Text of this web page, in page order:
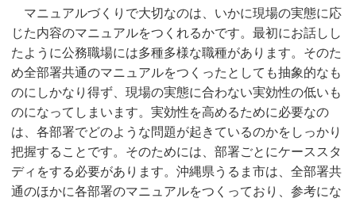
マニュアルづくりで大切なのは、いかに現場の実態に応
じた内容のマニュアルをつくれるかです。最初にお話しし
たように公務職場には多種多様な職種があります。そのた
め全部署共通のマニュアルをつくったとしても抽象的なも
のにしかなり得ず、現場の実態に合わない実効性の低いも
のになってしまいます。実効性を高めるために必要なの
は、各部署でどのような問題が起きているのかをしっかり
把握することです。そのためには、部署ごとにケーススタ
ディをする必要があります。沖縄県うるま市は、全部署共
通のほかに各部署のマニュアルをつくっており、参考にな